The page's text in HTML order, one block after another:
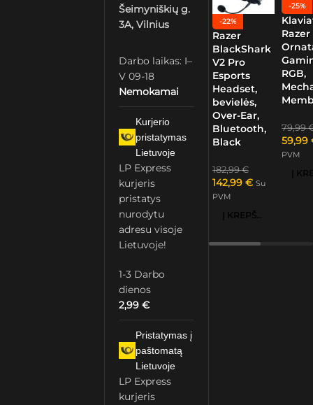
Šeimyniškių g.
3A, Vilnius
Darbo laikas: I–
V 09-18
Nemokamai
Kurjerio
pristatymas
Lietuvoje
LP Express
kurjeris
pristatys
nurodytu
adresu visoje
Lietuvoje!
1-3 Darbo
dienos
2,99€
Pristatymas į
paštomatą
Lietuvoje
LP Express
kurjeris
-22%
Razer
BlackShark
V2 Pro
Esports
Headset,
bevielės,
Over-Ear,
Bluetooth,
Black
182,99€
142,99 € Su
PVM
Į KREPŠELĮ
-25%
Razer
RGB,
79,99
59,99
PVM